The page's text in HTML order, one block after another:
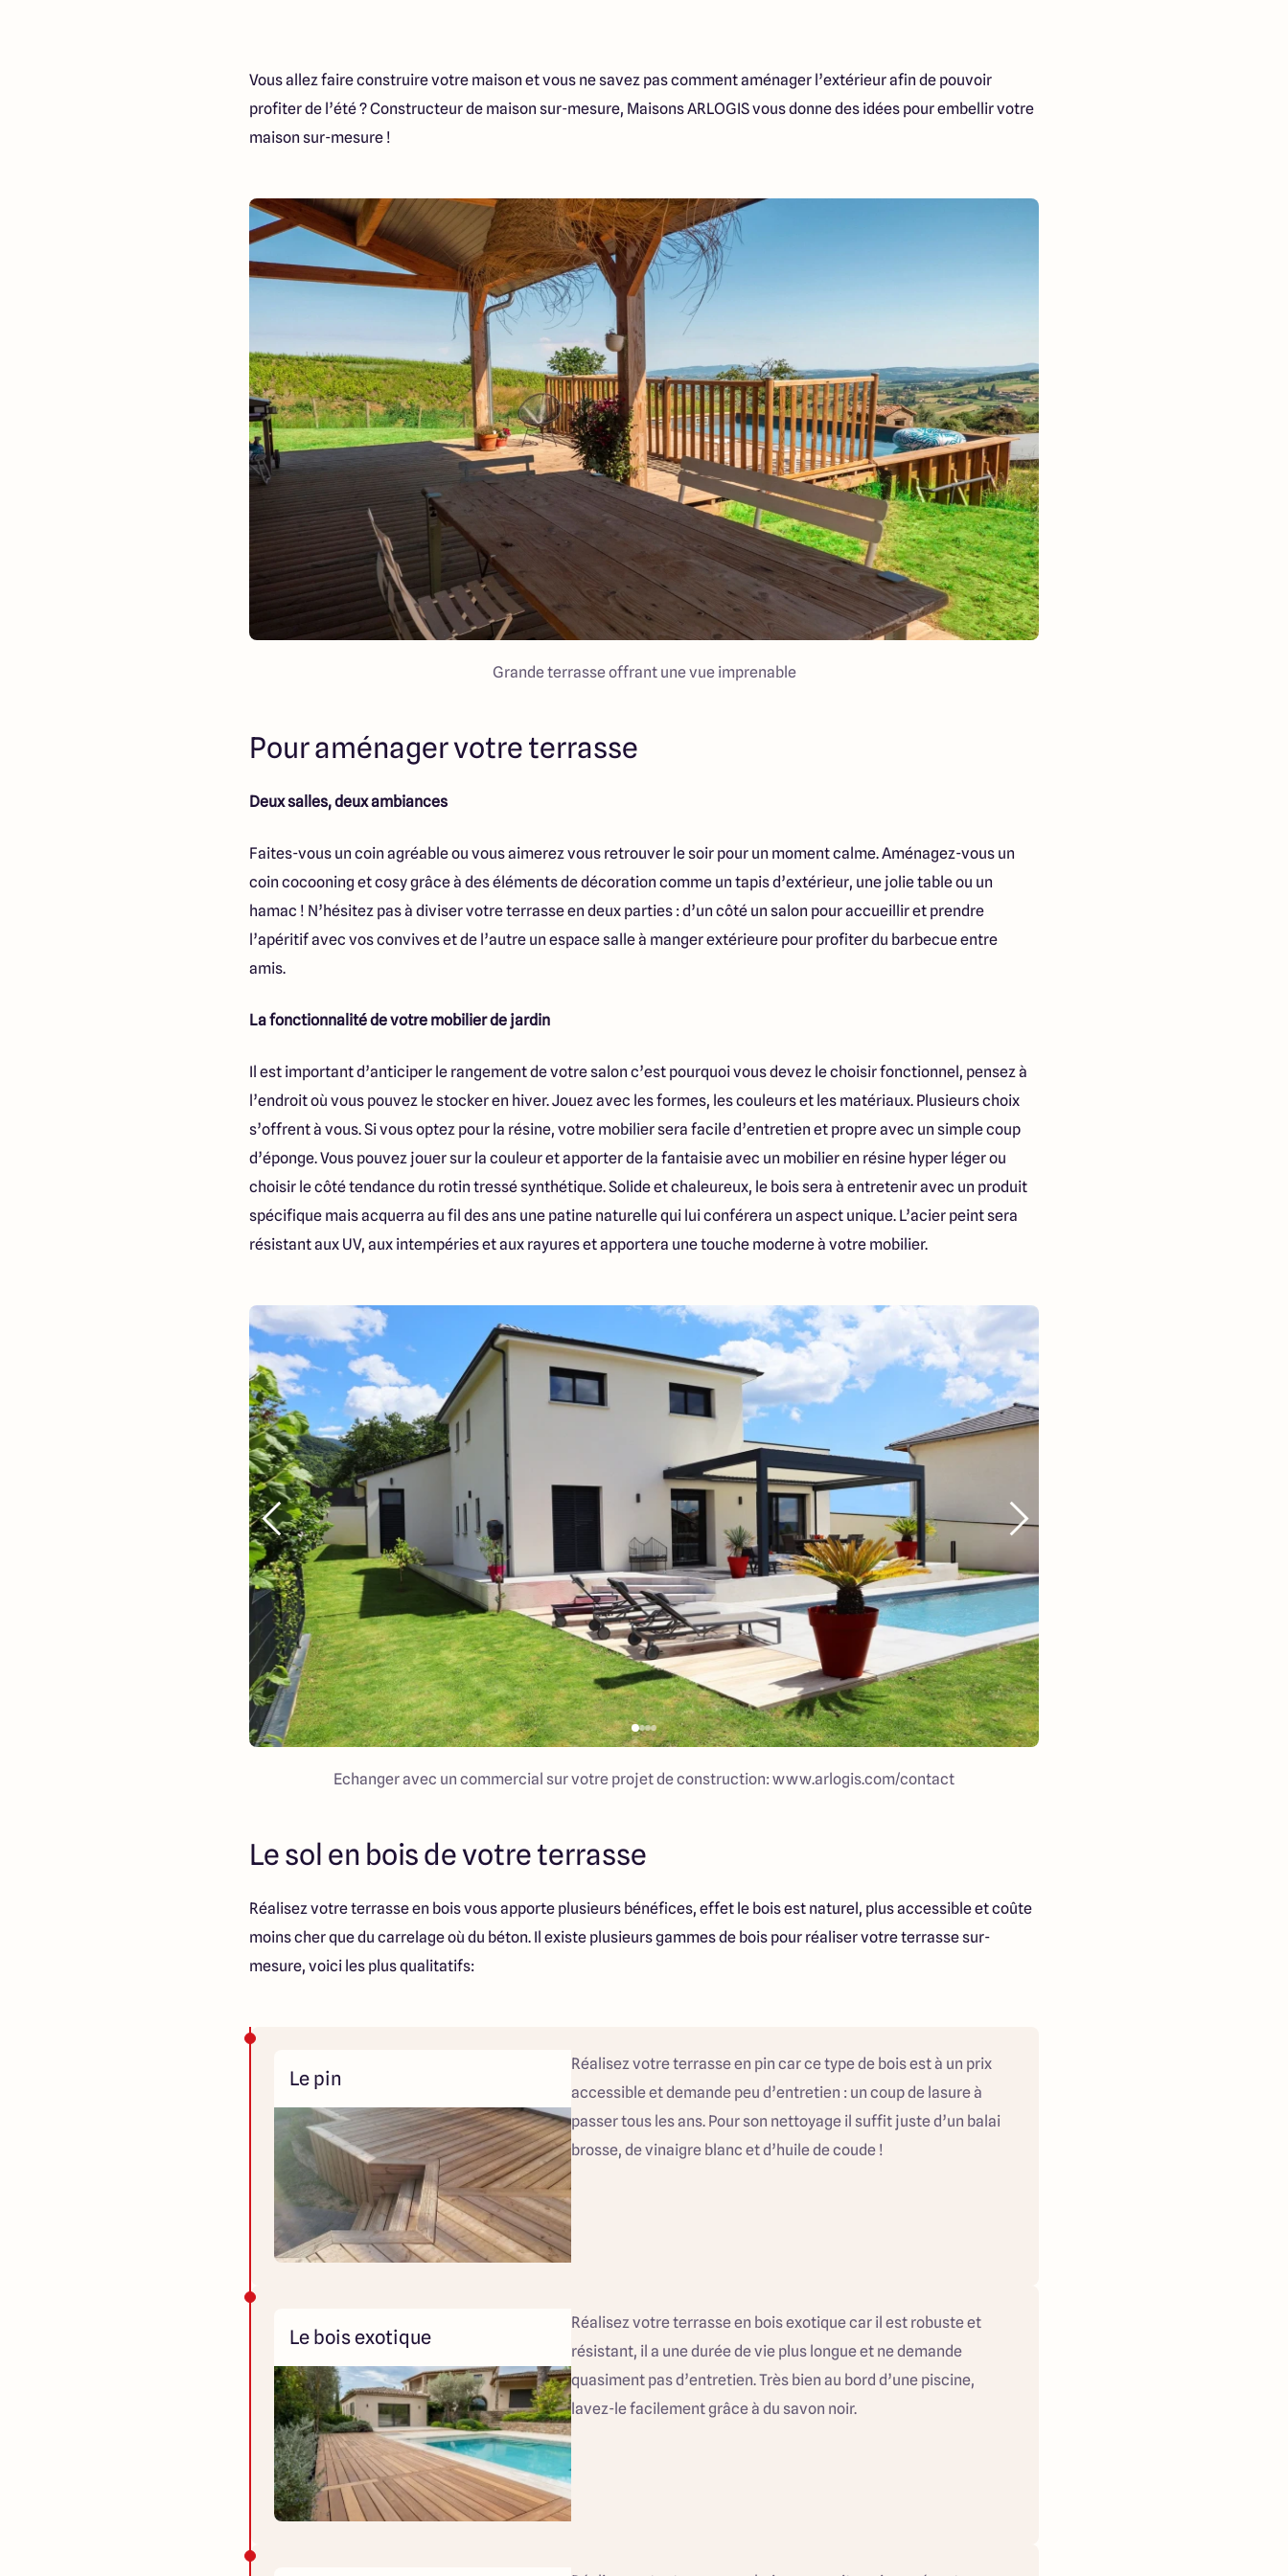
Vous allez faire construire votre maison et vous ne savez pas comment aménager l’extérieur afin de pouvoir
profiter de l’été ? Constructeur de maison sur-mesure, Maisons ARLOGIS vous donne des idées pour embellir votre
maison sur-mesure !
Grande terrasse offrant une vue imprenable
Pour aménager votre terrasse
Deux salles, deux ambiances
Faites-vous un coin agréable ou vous aimerez vous retrouver le soir pour un moment calme. Aménagez-vous un
coin cocooning et cosy grâce à des éléments de décoration comme un tapis d’extérieur, une jolie table ou un
hamac ! N’hésitez pas à diviser votre terrasse en deux parties : d’un côté un salon pour accueillir et prendre
l’apéritif avec vos convives et de l’autre un espace salle à manger extérieure pour profiter du barbecue entre
amis.
La fonctionnalité de votre mobilier de jardin
Il est important d’anticiper le rangement de votre salon c’est pourquoi vous devez le choisir fonctionnel, pensez à
l’endroit où vous pouvez le stocker en hiver. Jouez avec les formes, les couleurs et les matériaux. Plusieurs choix
s’offrent à vous. Si vous optez pour la résine, votre mobilier sera facile d’entretien et propre avec un simple coup
d’éponge. Vous pouvez jouer sur la couleur et apporter de la fantaisie avec un mobilier en résine hyper léger ou
choisir le côté tendance du rotin tressé synthétique. Solide et chaleureux, le bois sera à entretenir avec un produit
spécifique mais acquerra au fil des ans une patine naturelle qui lui conférera un aspect unique. L’acier peint sera
résistant aux UV, aux intempéries et aux rayures et apportera une touche moderne à votre mobilier.
Echanger avec un commercial sur votre projet de construction: www.arlogis.com/contact
Le sol en bois de votre terrasse
Réalisez votre terrasse en bois vous apporte plusieurs bénéfices, effet le bois est naturel, plus accessible et coûte
moins cher que du carrelage où du béton. Il existe plusieurs gammes de bois pour réaliser votre terrasse sur-
mesure, voici les plus qualitatifs:
Le pin
Réalisez votre terrasse en pin car ce type de bois est à un prix
accessible et demande peu d’entretien : un coup de lasure à
passer tous les ans. Pour son nettoyage il suffit juste d’un balai
brosse, de vinaigre blanc et d’huile de coude !
Le bois exotique
Réalisez votre terrasse en bois exotique car il est robuste et
résistant, il a une durée de vie plus longue et ne demande
quasiment pas d’entretien. Très bien au bord d’une piscine,
lavez-le facilement grâce à du savon noir.